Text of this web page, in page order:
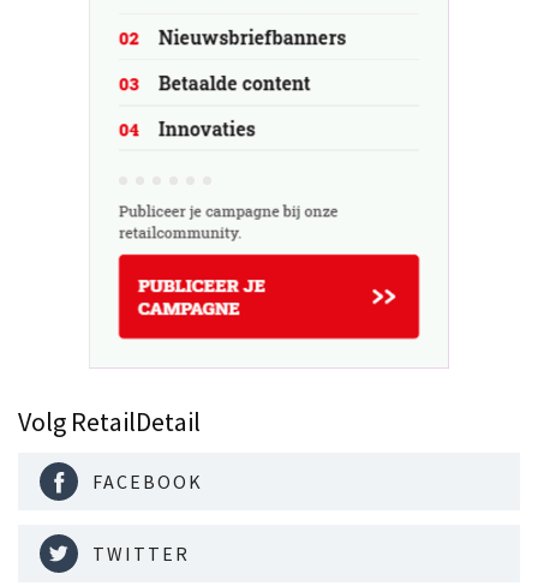
Volg RetailDetail
FACEBOOK
TWITTER